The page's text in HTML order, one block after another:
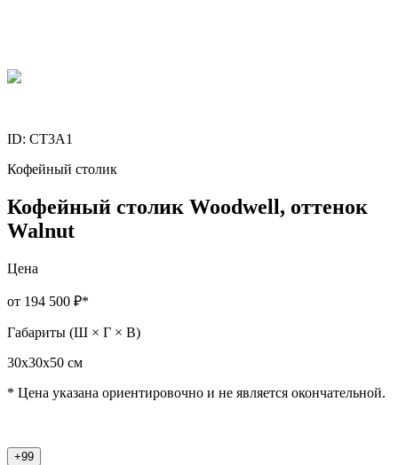
ID: CT3A1
Кофейный столик
Кофейный столик Woodwell, оттенок
Walnut
Цена
от 194 500 ₽*
Габариты (Ш × Г × В)
30х30х50 cм
* Цена указана ориентировочно и не является окончательной.
+99